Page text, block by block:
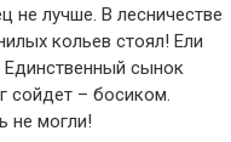
не лучше. В лесничестве
кольев стоял! Ели
Единственный сынок
сойдет – босиком.
не могли!